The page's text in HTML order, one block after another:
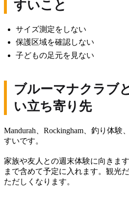
すいこと
サイズ測定をしない
保護区域を確認しない
子どもの足元を見ない
ブルーマナクラブ
い立ち寄り先
Mandurah、Rockingham、釣り体験
すいです。
家族や友人との週末体験に向きま
まで含めて予定に入れます。観光
ただしくなります。